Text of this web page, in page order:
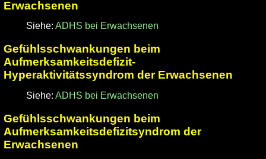
Erwachsenen
Siehe:ADHS bei Erwachsenen
Gefühlsschwankungen beim
Aufmerksamkeitsdefizit-
Hyperaktivitätssyndrom der Erwachsenen
Siehe:ADHS bei Erwachsenen
Gefühlsschwankungen beim
Aufmerksamkeitsdefizitsyndrom der
Erwachsenen